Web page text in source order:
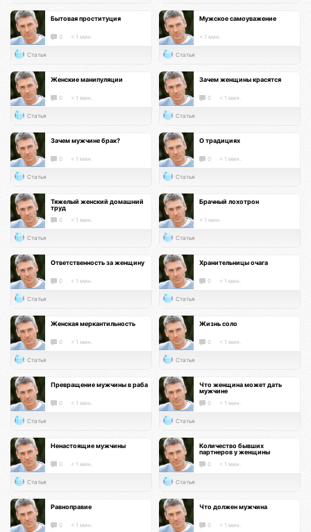
Бытовая проституция
0 < 1 мин.
Статья
Мужское самоуважение
< 1 мин.
Статья
Женские манипуляции
0 < 1 мин.
Статья
Зачем женщины красятся
0 < 1 мин.
Статья
Зачем мужчине брак?
0 < 1 мин.
Статья
О традициях
0 < 1 мин.
Статья
Тяжелый женский домашний
труд
0 < 1 мин.
Статья
Брачный лохотрон
< 1 мин.
Статья
Ответственность за женщину
0 < 1 мин.
Статья
Хранительницы очага
0 < 1 мин.
Статья
Женская меркантильность
0 < 1 мин.
Статья
Жизнь соло
0 < 1 мин.
Статья
Превращение мужчины в раба
0 < 1 мин.
Статья
Что женщина может дать
мужчине
0 < 1 мин.
Статья
Ненастоящие мужчины
0 < 1 мин.
Статья
Количество бывших
партнеров у женщины
0 < 1 мин.
Статья
Равноправие
0 < 1 мин.
Что должен мужчина
0 < 1 мин.